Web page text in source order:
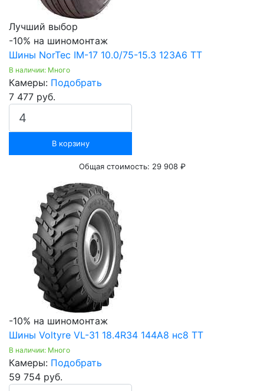
Лучший выбор
-10% на шиномонтаж
Шины NorTec IM-17 10.0/75-15.3 123A6 TT
В наличии: Много
Камеры: Подобрать
7 477 руб.
В корзину
Общая стоимость: 29 908 ₽
-10% на шиномонтаж
Шины Voltyre VL-31 18.4R34 144А8 нс8 TT
В наличии: Много
Камеры: Подобрать
59 754 руб.